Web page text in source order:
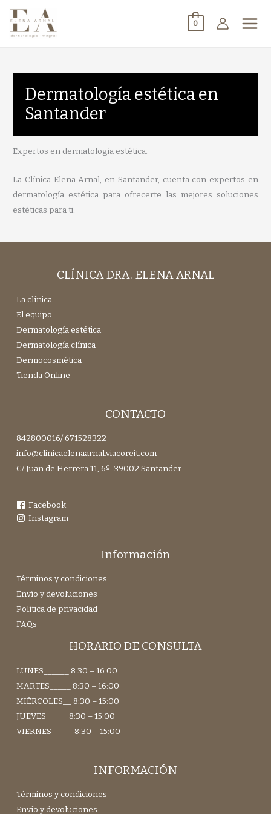
0
Dermatología estética en
Santander
Expertos en dermatología estética.
La Clínica Elena Arnal, en Santander, cuenta con expertos en
dermatología estética para ofrecerte las mejores soluciones
estéticas para ti.
CLÍNICA DRA. ELENA ARNAL
La clínica
El equipo
Dermatología estética
Dermatología clínica
Dermocosmética
Tienda Online
CONTACTO
842800016/ 671528322
info@clinicaelenaarnal.viacoreit.com
C/ Juan de Herrera 11, 6º. 39002 Santander
Facebook
Instagram
Información
Términos y condiciones
Envío y devoluciones
Política de privacidad
FAQs
HORARIO DE CONSULTA
LUNES______ 8:30 – 16:00
MARTES_____ 8:30 – 16:00
MIÉRCOLES__ 8:30 – 15:00
JUEVES_____ 8:30 – 15:00
VIERNES_____ 8:30 – 15:00
INFORMACIÓN
Términos y condiciones
Envío y devoluciones